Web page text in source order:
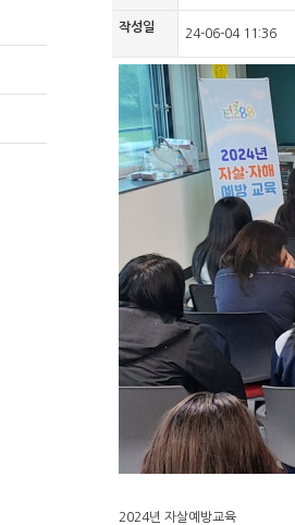
작성일 24-06-04 11:36
2024년 자살예방교육